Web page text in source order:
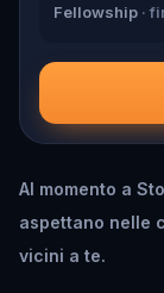
Fellowship ·
Al momento a
aspettano nelle
vicini a te.